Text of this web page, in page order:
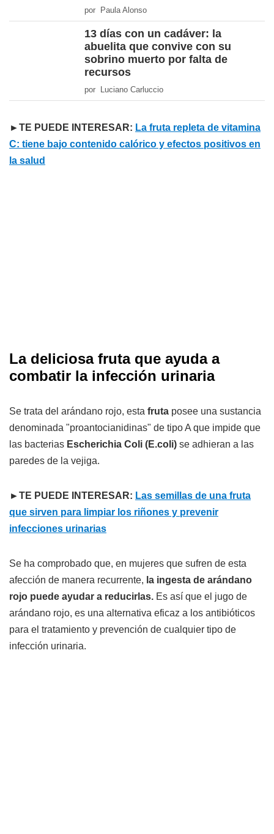
por Paula Alonso
13 días con un cadáver: la
abuelita que convive con su
sobrino muerto por falta de
recursos
por Luciano Carluccio
►TE PUEDE INTERESAR: La fruta repleta de vitamina
C: tiene bajo contenido calórico y efectos positivos en
la salud
La deliciosa fruta que ayuda a
combatir la infección urinaria
Se trata del arándano rojo, esta fruta posee una sustancia
denominada "proantocianidinas" de tipo A que impide que
las bacterias Escherichia Coli (E.coli) se adhieran a las
paredes de la vejiga.
►TE PUEDE INTERESAR: Las semillas de una fruta
que sirven para limpiar los riñones y prevenir
infecciones urinarias
Se ha comprobado que, en mujeres que sufren de esta
afección de manera recurrente, la ingesta de arándano
rojo puede ayudar a reducirlas. Es así que el jugo de
arándano rojo, es una alternativa eficaz a los antibióticos
para el tratamiento y prevención de cualquier tipo de
infección urinaria.